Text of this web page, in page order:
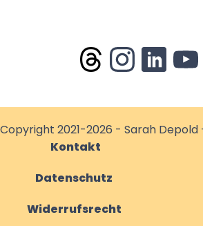
Copyright 2021-2026 - Sarah
Kontakt
Datenschutz
Widerrufsrecht